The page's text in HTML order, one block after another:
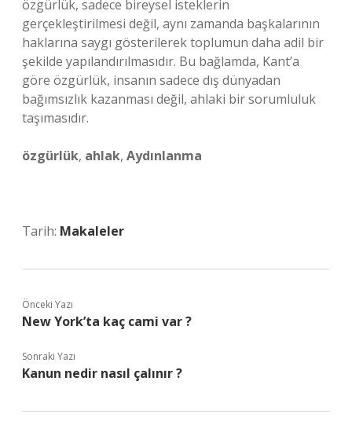
özgürlük, sadece bireysel isteklerin
gerçekleştirilmesi değil, aynı zamanda başkalarının
haklarına saygı gösterilerek toplumun daha adil bir
şekilde yapılandırılmasıdır. Bu bağlamda, Kant’a
göre özgürlük, insanın sadece dış dünyadan
bağımsızlık kazanması değil, ahlaki bir sorumluluk
taşımasıdır.
özgürlük, ahlak, Aydınlanma
Tarih: Makaleler
Önceki Yazı
New York’ta kaç cami var ?
Sonraki Yazı
Kanun nedir nasıl çalınır ?